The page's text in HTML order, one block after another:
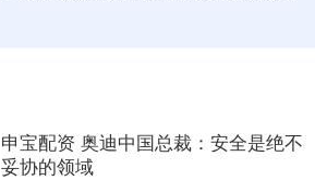
申宝配资 奥迪中国总裁：安全是绝不
妥协的领域